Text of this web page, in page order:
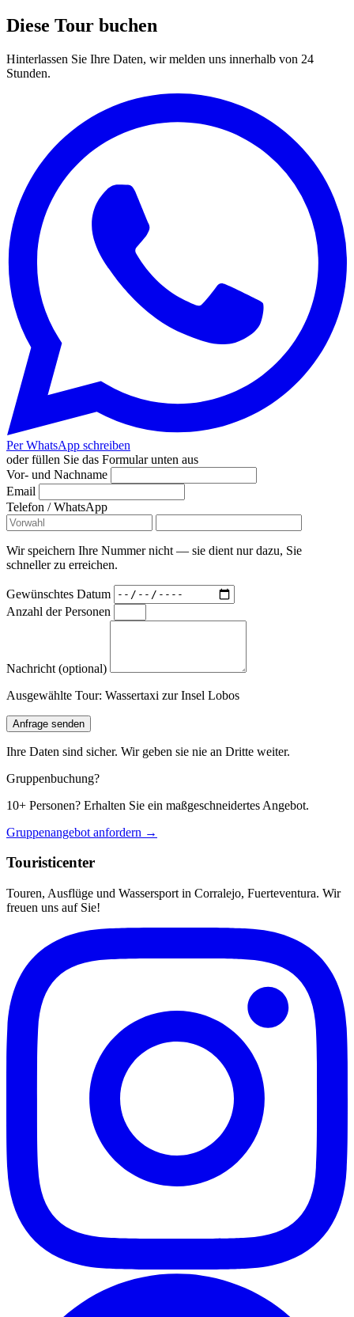
Diese Tour buchen
Hinterlassen Sie Ihre Daten, wir melden uns innerhalb von 24
Stunden.
Per WhatsApp schreiben
oder füllen Sie das Formular unten aus
Vor- und Nachname
Email
Telefon / WhatsApp
Wir speichern Ihre Nummer nicht — sie dient nur dazu, Sie
schneller zu erreichen.
Gewünschtes Datum
Anzahl der Personen
Nachricht (optional)
Ausgewählte Tour: Wassertaxi zur Insel Lobos
Anfrage senden
Ihre Daten sind sicher. Wir geben sie nie an Dritte weiter.
Gruppenbuchung?
10+ Personen? Erhalten Sie ein maßgeschneidertes Angebot.
Gruppenangebot anfordern →
Touristicenter
Touren, Ausflüge und Wassersport in Corralejo, Fuerteventura. Wir
freuen uns auf Sie!